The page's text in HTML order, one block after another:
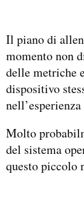
Il piano di
momento non
delle metriche
dispositivo
Molto
del sistema
questo piccolo